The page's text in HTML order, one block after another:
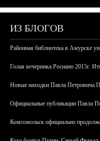
ИЗ БЛОГОВ
Районная библиотека в Амурске
Голая вечеринка Роснано 2015г.
Новые находки Павла Петровича
Официальные публикации Павла
Комсомольск официально